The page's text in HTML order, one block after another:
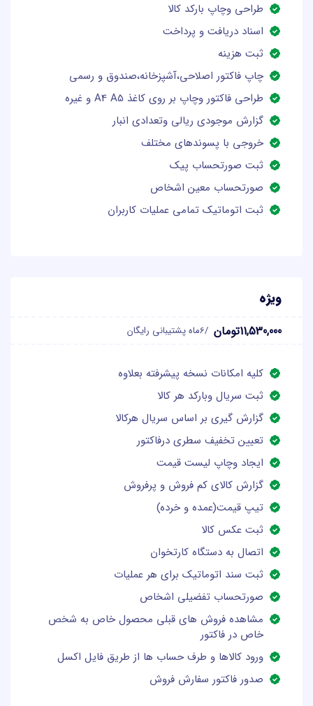
طراحی وچاپ بارکد کالا
اسناد دریافت و پرداخت
ثبت هزینه
چاپ فاکتور اصلاحی،آشپزخانه،صندوق و رسمی
طراحی فاکتور وچاپ بر روی کاغذ A4 A5 و غیره
گزارش موجودی ریالی وتعدادی انبار
خروجی با پسوندهای مختلف
ثبت صورتحساب پیک
صورتحساب معین اشخاص
ثبت اتوماتیک تمامی عملیات کاربران
ویژه
11,530,000تومان /6ماه پشتیبانی رایگان
کلیه امکانات نسخه پیشرفته بعلاوه
ثبت سریال وبارکد هر کالا
گزارش گیری بر اساس سریال هرکالا
تعیین تخفیف سطری درفاکتور
ایجاد وچاپ لیست قیمت
گزارش کالای کم فروش و پرفروش
تیپ قیمت(عمده و خرده)
ثبت عکس کالا
اتصال به دستگاه کارتخوان
ثبت سند اتوماتیک برای هر عملیات
صورتحساب تفضیلی اشخاص
مشاهده فروش های قبلی محصول خاص به شخص
خاص در فاکتور
ورود کالاها و طرف حساب ها از طریق فایل اکسل
صدور فاکتور سفارش فروش